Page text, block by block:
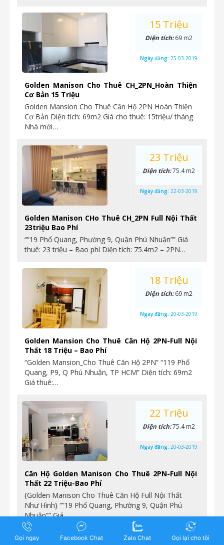
Golden Manison Cho Thuê CH_2PN_Hoàn Thiện
Cơ Bản 15 Triệu
Golden Mansion Cho Thuê Căn Hộ 2PN Hoàn Thiện
Cơ Bản Diện tích: 69m2 Giá cho thuê: 15triệu/ tháng
Nhà mới…
15 Triệu
Diện tích:69 m2
Ngày đăng: 25-03-2019
Golden Manison CHo Thuê CH_2PN Full Nội Thất
23triệu Bao Phí
“”19 Phổ Quang, Phường 9, Quận Phú Nhuận”” Giá
thuê: 23 triệu – Bao phí Diện tích: 75.4m2 – 2PN…
23 Triệu
Diện tích:75.4 m2
Ngày đăng: 22-03-2019
Golden Mansion Cho Thuê Căn Hộ 2PN-Full Nội
Thất 18 Triệu – Bao Phí
“Golden Mansion_Cho Thuê Căn Hộ 2PN” “119 Phổ
Quang, P9, Q Phú Nhuận, TP HCM” Diện tích: 69m2
Giá thuê:…
18 Triệu
Diện tích:69 m2
Ngày đăng: 20-03-2019
Căn Hộ Golden Manison Cho Thuê 2PN-Full Nội
Thất 22 Triệu-Bao Phí
{Golden Manison Cho Thuê Căn Hộ Full Nội Thất
Như Hình} “”19 Phổ Quang, Phường 9, Quận Phú
Nhuận”” Giá…
22 Triệu
Diện tích:75.4 m2
Ngày đăng: 20-03-2019
Gọi ngay Facebook Chat Zalo Chat Gọi lại cho tôi